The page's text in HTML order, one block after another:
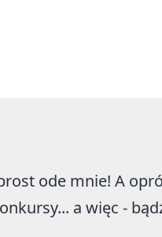
ode mnie! A
a więc -